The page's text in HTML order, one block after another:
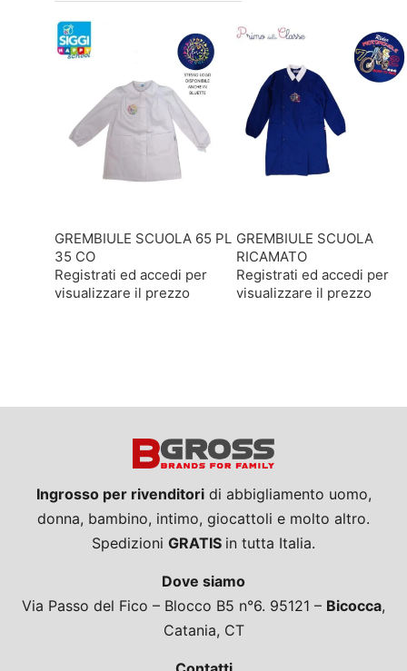
GREMBIULE SCUOLA 65 PL
35 CO
Registrati ed accedi per
visualizzare il prezzo
GREMBIULE SCUOLA
RICAMATO
Registrati ed accedi per
visualizzare il prezzo
Ingrosso per rivenditoridi abbigliamento uomo,
donna, bambino, intimo, giocattoli e molto altro.
Spedizioni GRATIS in tutta Italia.
Dove siamo
Via Passo del Fico – Blocco B5 n°6. 95121 – Bicocca,
Catania, CT